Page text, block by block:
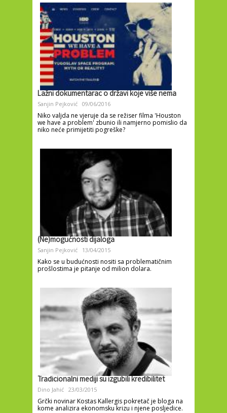
Lažni dokumentarac o državi koje više nema
Sanjin Pejković 09/06/2016
Niko valjda ne vjeruje da se režiser filma 'Houston
we have a problem' zbunio ili namjerno pomislio da
niko neće primijetiti pogreške?
(Ne)mogućnosti dijaloga
Sanjin Pejković 13/04/2015
Kako se u budućnosti nositi sa problematičnim
prošlostima je pitanje od milion dolara.
Tradicionalni mediji su izgubili kredibilitet
Dino Jahić 23/03/2015
Grčki novinar Kostas Kallergis pokretač je bloga na
kome analizira ekonomsku krizu i njene posljedice.